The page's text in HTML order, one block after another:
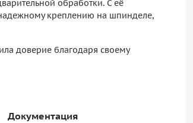
обработки. С её
креплению на шпинделе,
доверие благодаря своему
Документация